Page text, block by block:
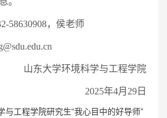
58630908，侯老师
山东大学环境科学与工程学院
2025年4月29日
与工程学院研究生“我心目中的好导师”